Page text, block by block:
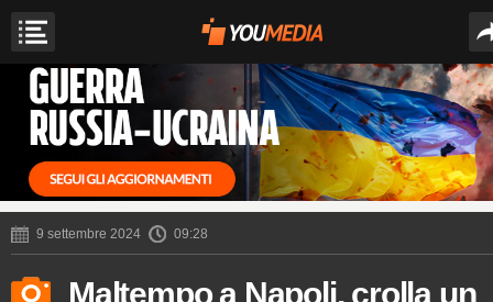
9 settembre 2024 09:28
Maltempo a Napoli, crolla un